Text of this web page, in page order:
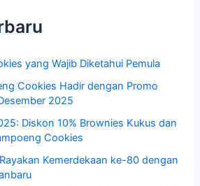
yang Wajib Diketahui Pemula
Cookies Hadir dengan Promo
2025
Diskon 10% Brownies Kukus dan
Cookies
Kemerdekaan ke-80 dengan